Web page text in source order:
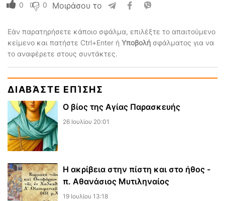
0 0 Μοιράσου το
Εάν παρατηρήσετε κάποιο σφάλμα, επιλέξτε το απαιτούμενο
κείμενο και πατήστε Ctrl+Enter ή Υποβολή σφάλματος για να
το αναφέρετε στους συντάκτες.
ΔΙΑΒΆΣΤΕ ΕΠΊΣΗΣ
Ο βίος της Αγίας Παρασκευής
26 Ιουλίου 20:01
Η ακρίβεια στην πίστη και στο ήθος -
π. Αθανάσιος Μυτιληναίος
19 Ιουλίου 13:18